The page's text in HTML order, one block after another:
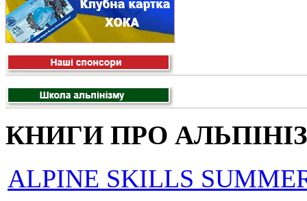
КНИГИ ПРО
ALPINE SKILLS